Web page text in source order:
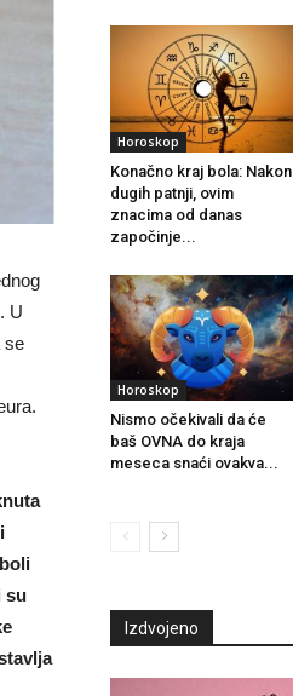
U
se
su
Horoskop
Konačno kraj bola: Nakon
dugih patnji, ovim
znacima od danas
započinje...
Horoskop
Nismo očekivali da će
baš OVNA do kraja
meseca snaći ovakva...
Izdvojeno